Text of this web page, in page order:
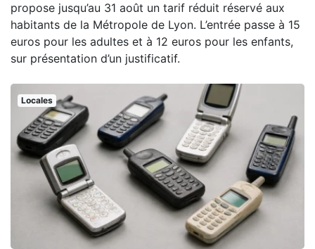
propose jusqu’au 31 août un tarif réduit réservé aux
habitants de la Métropole de Lyon. L’entrée passe à 15
euros pour les adultes et à 12 euros pour les enfants,
sur présentation d’un justificatif.
Locales